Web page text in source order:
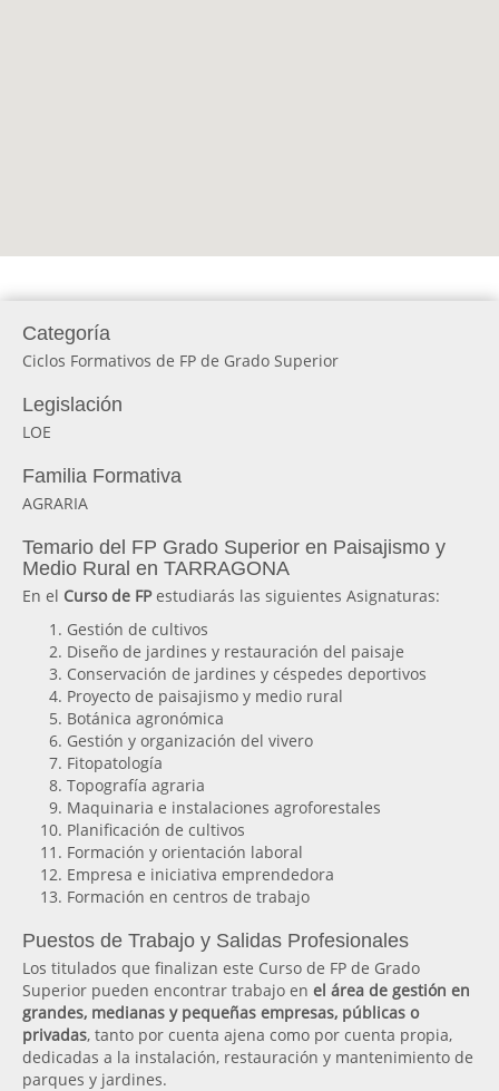
Categoría
Ciclos Formativos de FP de Grado Superior
Legislación
LOE
Familia Formativa
AGRARIA
Temario del FP Grado Superior en Paisajismo y
Medio Rural en TARRAGONA
En el Curso de FPestudiarás las siguientes Asignaturas:
Gestión de cultivos
Diseño de jardines y restauración del paisaje
Conservación de jardines y céspedes deportivos
Proyecto de paisajismo y medio rural
Botánica agronómica
Gestión y organización del vivero
Fitopatología
Topografía agraria
Maquinaria e instalaciones agroforestales
Planificación de cultivos
Formación y orientación laboral
Empresa e iniciativa emprendedora
Formación en centros de trabajo
Puestos de Trabajo y Salidas Profesionales
Los titulados que finalizan este Curso de FP de Grado
Superior pueden encontrar trabajo en el área de gestión en
grandes, medianas y pequeñas empresas, públicas o
privadas, tanto por cuenta ajena como por cuenta propia,
dedicadas a la instalación, restauración y mantenimiento de
parques y jardines.